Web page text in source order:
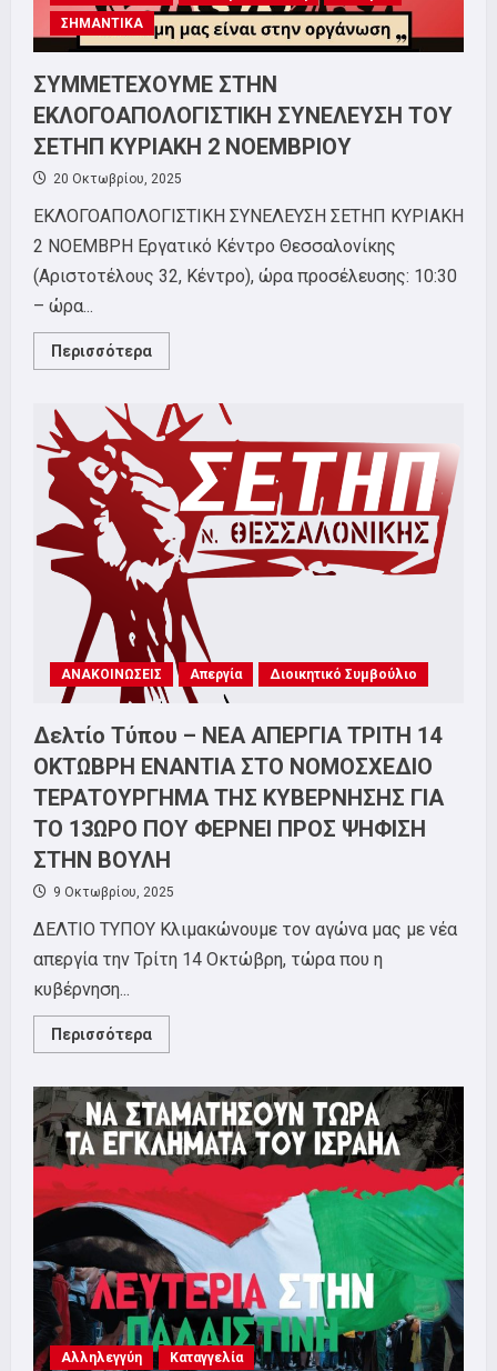
ΣΗΜΑΝΤΙΚΑ
ΣΥΜΜΕΤΕΧΟΥΜΕ ΣΤΗΝ
ΕΚΛΟΓΟΑΠΟΛΟΓΙΣΤΙΚΗ ΣΥΝΕΛΕΥΣΗ ΤΟΥ
ΣΕΤΗΠ ΚΥΡΙΑΚΗ 2 ΝΟΕΜΒΡΙΟΥ
20 Οκτωβρίου, 2025
ΕΚΛΟΓΟΑΠΟΛΟΓΙΣΤΙΚΗ ΣΥΝΕΛΕΥΣΗ ΣΕΤΗΠ ΚΥΡΙΑΚΗ
2 ΝΟΕΜΒΡΗ Εργατικό Κέντρο Θεσσαλονίκης
(Αριστοτέλους 32, Κέντρο), ώρα προσέλευσης: 10:30
– ώρα...
Περισσότερα
more
ΣΤΗΝ
ΕΚΛΟΓΟΑΠΟΛΟΓΙΣΤΙΚΗ
ΣΥΝΕΛΕΥΣΗ
ΣΕΤΗΠ
ΚΥΡΙΑΚΗ
2
ΝΟΕΜΒΡΙΟΥ
ΑΝΑΚΟΙΝΩΣΕΙΣ Απεργία Διοικητικό Συμβούλιο
Δελτίο Τύπου – ΝΕΑ ΑΠΕΡΓΙΑ ΤΡΙΤΗ 14
ΟΚΤΩΒΡΗ ΕΝΑΝΤΙΑ ΣΤΟ ΝΟΜΟΣΧΕΔΙΟ
ΤΕΡΑΤΟΥΡΓΗΜΑ ΤΗΣ ΚΥΒΕΡΝΗΣΗΣ ΓΙΑ
ΤΟ 13ΩΡΟ ΠΟΥ ΦΕΡΝΕΙ ΠΡΟΣ ΨΗΦΙΣΗ
ΣΤΗΝ ΒΟΥΛΗ
9 Οκτωβρίου, 2025
ΔΕΛΤΙΟ ΤΥΠΟΥ Κλιμακώνουμε τον αγώνα μας με νέα
απεργία την Τρίτη 14 Οκτώβρη, τώρα που η
κυβέρνηση...
Περισσότερα
more
Τύπου
–
ΝΕΑ
ΑΠΕΡΓΙΑ
ΤΡΙΤΗ
14
ΟΚΤΩΒΡΗ
ΕΝΑΝΤΙΑ
ΣΤΟ
ΝΟΜΟΣΧΕΔΙΟ
ΤΕΡΑΤΟΥΡΓΗΜΑ
ΤΗΣ
ΚΥΒΕΡΝΗΣΗΣ
ΓΙΑ
ΤΟ
13ΩΡΟ
ΠΟΥ
ΦΕΡΝΕΙ
Αλληλεγγύη Καταγγελία